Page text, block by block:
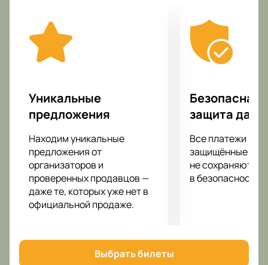
шоу, мегатонны качественного звука, а также
световые и лазерные эффекты. Благодаря экранам
на сцене вы увидите любимых артистов из любой
точки концертного зала Фестивальный, не смотря
находитесь.
Подарите себе невероятные впечатления от
посещения концерта своего любимого
исполнителя!
Уникальные
предложения
Находим уникальные
предложения от
организаторов и
проверенных продавцов —
даже те, которых уже нет в
официальной продаже.
Безопасная
защита
Все платежи
защищённые
не сохраняются
в безопасности.
Выбрать билеты